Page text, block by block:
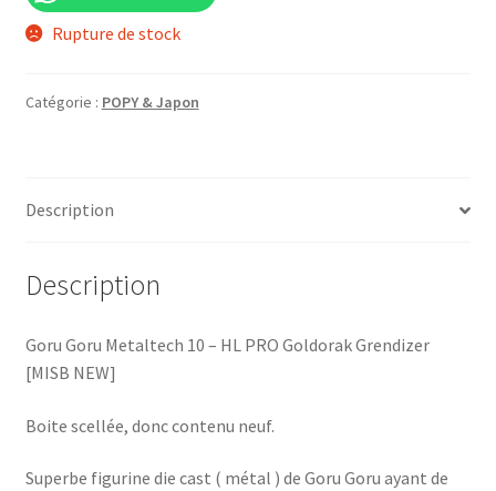
Rupture de stock
Catégorie : POPY & Japon
Description
Description
Goru Goru Metaltech 10 – HL PRO Goldorak Grendizer
[MISB NEW]
Boite scellée, donc contenu neuf.
Superbe figurine die cast ( métal ) de Goru Goru ayant de